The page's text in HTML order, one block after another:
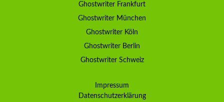
Ghostwriter Frankfurt
Ghostwriter München
Ghostwriter Köln
Ghostwriter Berlin
Ghostwriter Schweiz
Impressum
Datenschutzerklärung